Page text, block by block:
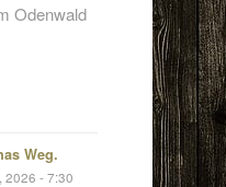
Odenwald
Weg.
2026 - 7:30